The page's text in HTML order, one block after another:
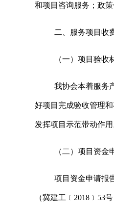
和项目咨询服务；政
二、 服务项目 收
（一）项目验收
我协会本着服务
好项目完成验收管理
发挥项目 示范带动作用
（二）项目资金
项目资金申请报
（冀建工﹝ 2018﹞ 53